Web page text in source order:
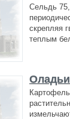
Сельдь
скрепляя
теплым